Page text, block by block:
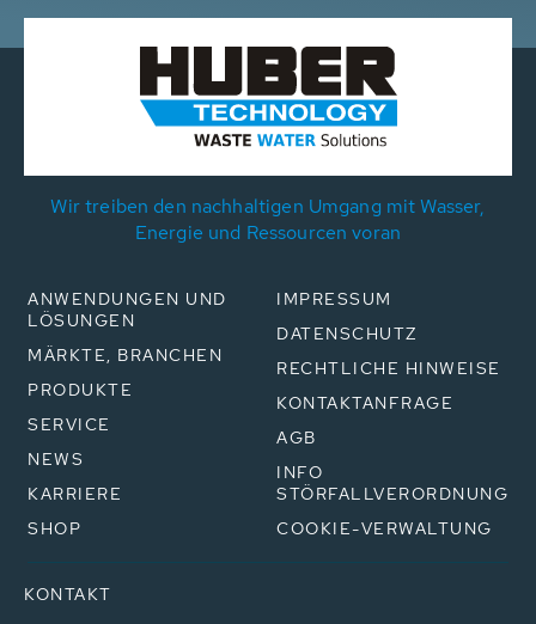
Wir treiben den nachhaltigen Umgang mit Wasser,
Energie und Ressourcen voran
ANWENDUNGEN UND
LÖSUNGEN
MÄRKTE, BRANCHEN
PRODUKTE
SERVICE
NEWS
KARRIERE
SHOP
IMPRESSUM
DATENSCHUTZ
RECHTLICHE HINWEISE
KONTAKTANFRAGE
AGB
INFO
STÖRFALLVERORDNUNG
COOKIE-VERWALTUNG
KONTAKT